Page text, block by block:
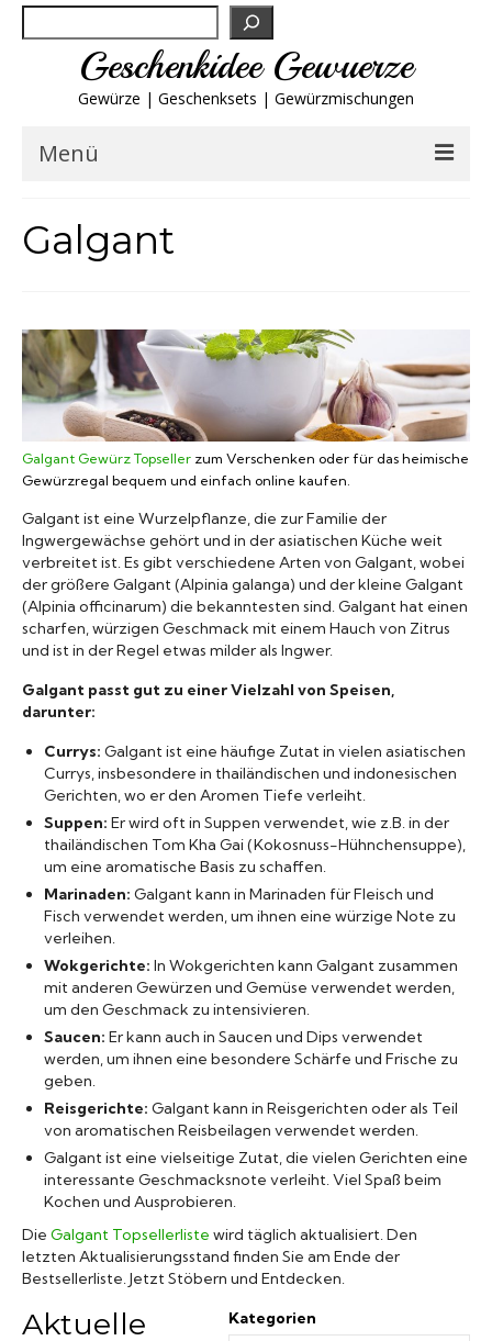
Geschenkidee Gewuerze
Gewürze | Geschenksets | Gewürzmischungen
Menü
Gewürzgläser
Gewürzregal
Grillgewürze
Marken A-Z
Mörser
Bücher
Galgant
Galgant Gewürz Topseller zum Verschenken oder für das heimische
Gewürzregal bequem und einfach online kaufen.
Galgant ist eine Wurzelpflanze, die zur Familie der
Ingwergewächse gehört und in der asiatischen Küche weit
verbreitet ist. Es gibt verschiedene Arten von Galgant, wobei
der größere Galgant (Alpinia galanga) und der kleine Galgant
(Alpinia officinarum) die bekanntesten sind. Galgant hat einen
scharfen, würzigen Geschmack mit einem Hauch von Zitrus
und ist in der Regel etwas milder als Ingwer.
Galgant passt gut zu einer Vielzahl von Speisen,
darunter:
Currys: Galgant ist eine häufige Zutat in vielen asiatischen
Currys, insbesondere in thailändischen und indonesischen
Gerichten, wo er den Aromen Tiefe verleiht.
Suppen: Er wird oft in Suppen verwendet, wie z.B. in der
thailändischen Tom Kha Gai (Kokosnuss-Hühnchensuppe),
um eine aromatische Basis zu schaffen.
Marinaden: Galgant kann in Marinaden für Fleisch und
Fisch verwendet werden, um ihnen eine würzige Note zu
verleihen.
Wokgerichte: In Wokgerichten kann Galgant zusammen
mit anderen Gewürzen und Gemüse verwendet werden,
um den Geschmack zu intensivieren.
Saucen: Er kann auch in Saucen und Dips verwendet
werden, um ihnen eine besondere Schärfe und Frische zu
geben.
Reisgerichte: Galgant kann in Reisgerichten oder als Teil
von aromatischen Reisbeilagen verwendet werden.
Galgant ist eine vielseitige Zutat, die vielen Gerichten eine
interessante Geschmacksnote verleiht. Viel Spaß beim
Kochen und Ausprobieren.
Die Galgant Topsellerliste wird täglich aktualisiert. Den
letzten Aktualisierungsstand finden Sie am Ende der
Bestsellerliste. Jetzt Stöbern und Entdecken.
Kategorien
Aktuelle